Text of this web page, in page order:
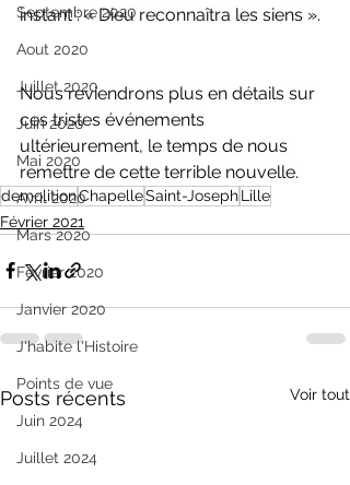
Septembre 2020
Aout 2020
Juillet 2020
Juin 2020
Mai 2020
Avril 2020
Mars 2020
Février 2020
Janvier 2020
J'habite l'Histoire
Points de vue
Juin 2024
Juillet 2024
instant : « Dieu reconnaîtra les siens ».
Nous reviendrons plus en détails sur
ces tristes événements
ultérieurement, le temps de nous
remettre de cette terrible nouvelle.
demolitionChapelleSaint-JosephLille
Février 2021
Posts récents Voir tout